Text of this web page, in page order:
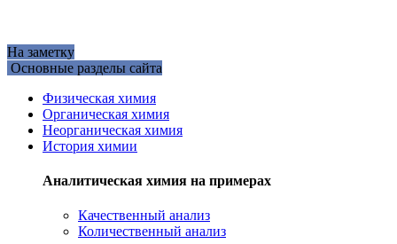
На заметку
Основные разделы сайта
Физическая химия
Органическая химия
Неорганическая химия
История химии
Аналитическая химия на примерах
Качественный анализ
Количественный анализ